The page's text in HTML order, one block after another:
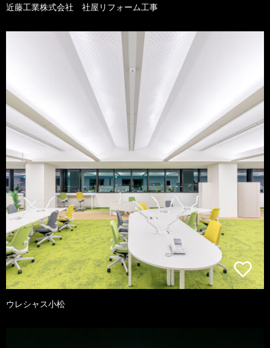
近藤工業株式会社 社屋リフォーム工事
ウレシャス小松